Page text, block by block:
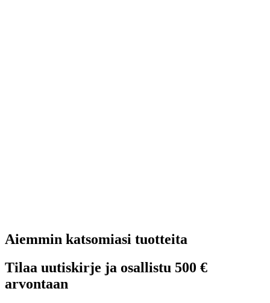
Aiemmin katsomiasi tuotteita
Tilaa uutiskirje ja osallistu 500 €
arvontaan